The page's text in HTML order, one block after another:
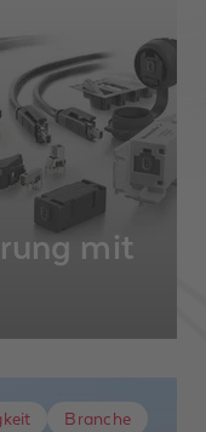
Öffnen der
mit
Branche